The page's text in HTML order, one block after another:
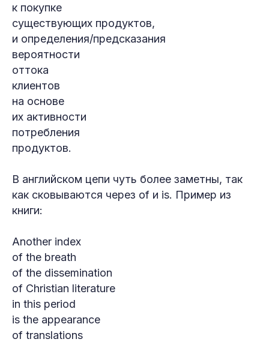
к покупке
существующих продуктов,
и определения/предсказания
вероятности
оттока
клиентов
на основе
их активности
потребления
продуктов.
В английском цепи чуть более заметны, так
как сковываются через of и is. Пример из
книги:
Another index
of the breath
of the dissemination
of Christian literature
in this period
is the appearance
of translations